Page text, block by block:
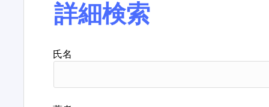
詳細検索
氏名